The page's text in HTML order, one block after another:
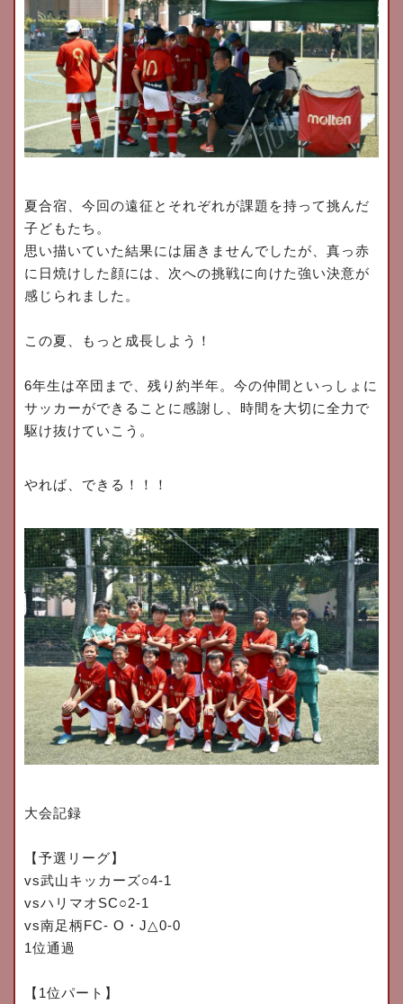
夏合宿、今回の遠征とそれぞれが課題を持って挑んだ
子どもたち。
思い描いていた結果には届きませんでしたが、真っ赤
に日焼けした顔には、次への挑戦に向けた強い決意が
感じられました。
この夏、もっと成長しよう！
6年生は卒団まで、残り約半年。今の仲間といっしょに
サッカーができることに感謝し、時間を大切に全力で
駆け抜けていこう。
やれば、できる！！！
大会記録
【予選リーグ】
vs武山キッカーズ○4-1
vsハリマオSC○2-1
vs南足柄FC- O ・ J△0-0
1位通過
【 1位パート】